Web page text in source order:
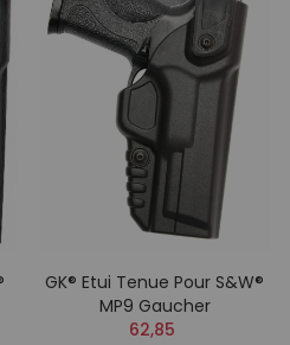
GK® Etui Tenue Pour S&W®
MP9 Gaucher
62,85